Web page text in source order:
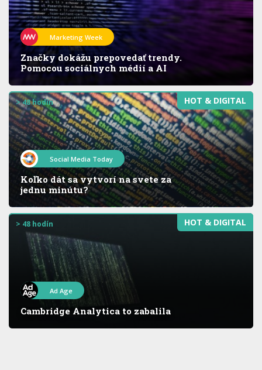
Marketing Week
Značky dokážu prepovedať trendy.
Pomocou sociálnych médií a AI
HOT & DIGITAL
> 48 hodín
Social Media Today
Koľko dát sa vytvorí na svete za
jednu minútu?
HOT & DIGITAL
> 48 hodín
Ad Age
Cambridge Analytica to zabalila